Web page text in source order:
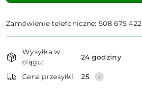
Zamówienie telefoniczne: 508 675 422
i
dostawa
Wysyłka w
ciągu:
24 godziny
Cena przesyłki: 25